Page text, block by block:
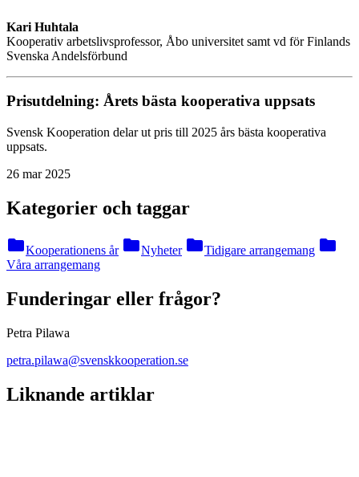
Kari Huhtala
Kooperativ arbetslivsprofessor, Åbo universitet samt vd för Finlands
Svenska Andelsförbund
Prisutdelning: Årets bästa kooperativa uppsats
Svensk Kooperation delar ut pris till 2025 års bästa kooperativa
uppsats.
26 mar 2025
Kategorier och taggar
folderKooperationens år folderNyheter folderTidigare arrangemang folder
Våra arrangemang
Funderingar eller frågor?
Petra Pilawa
petra.pilawa@svenskkooperation.se
Liknande artiklar